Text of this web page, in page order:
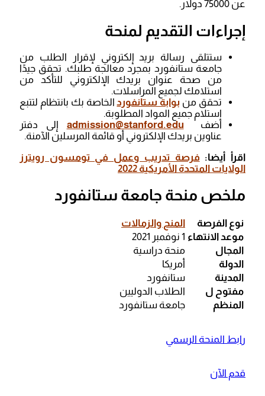
عن 75000 دولار.
إجراءات التقديم لمنحة
ستتلقى رسالة بريد إلكتروني لإقرار الطلب من
جامعة ستانفورد بمجرد معالجة طلبك. تحقق جيدًا
من صحة عنوان بريدك الإلكتروني للتأكد من
استلامك لجميع المراسلات.
تحقق من بوابة ستانفوردالخاصة بك بانتظام لتتبع
استلام جميع المواد المطلوبة.
أضف admission@stanford.edu
إلى دفتر
عناوين بريدك الإلكتروني أو قائمة المرسلين الآمنة.
اقرأ أيضا: فرصة تدريب وعمل في تومسون رويترز
الولايات المتحدة الأمريكية 2022
ملخص منحة جامعة ستانفورد
نوع الفرصة
المنح والزمالات
موعد الانتهاء 1 نوفمبر 2021
المجال
منحة دراسية
الدولة
أمريكا
المدينة
ستانفورد
مفتوح ل
الطلاب الدوليين
المنظم
جامعة ستانفورد
رابط المنحة الرسمي
قدم الآن